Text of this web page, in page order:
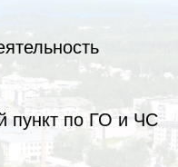
пункт по ГО и ЧС